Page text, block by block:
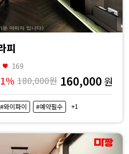
피
169
180,000원 160,000 원
#와이파이 #예약필수 +1